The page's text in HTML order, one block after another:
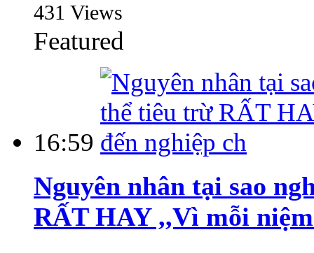
431 Views
Featured
16:59
Nguyên nhân tại sao
RẤT HAY ,,Vì mỗi